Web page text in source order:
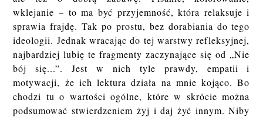
wklejanie – to ma być przyjemność, która relaksuje i
sprawia frajdę. Tak po prostu, bez dorabiania do tego
ideologii. Jednak wracając do tej warstwy refleksyjnej,
najbardziej lubię te fragmenty zaczynające się od „Nie
bój się...”. Jest w nich tyle prawdy, empatii i
motywacji, że ich lektura działa na mnie kojąco. Bo
chodzi tu o wartości ogólne, które w skrócie można
podsumować stwierdzeniem żyj i daj żyć innym. Niby